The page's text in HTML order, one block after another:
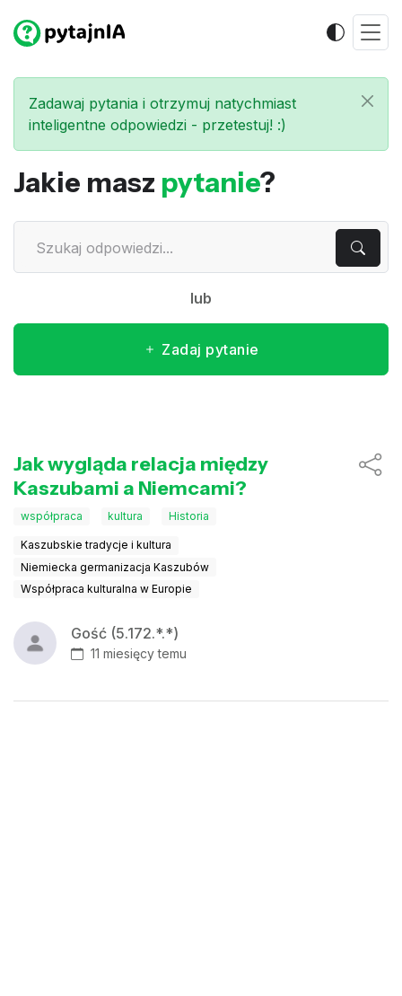
Zadawaj pytania i otrzymuj natychmiast
inteligentne odpowiedzi - przetestuj! :)
Jakie masz pytanie?
lub
Zadaj pytanie
Jak wygląda relacja między
Kaszubami a Niemcami?
współpraca kultura Historia
Kaszubskie tradycje i kultura
Niemiecka germanizacja Kaszubów
Współpraca kulturalna w Europie
Gość (5.172.*.*)
11 miesięcy temu